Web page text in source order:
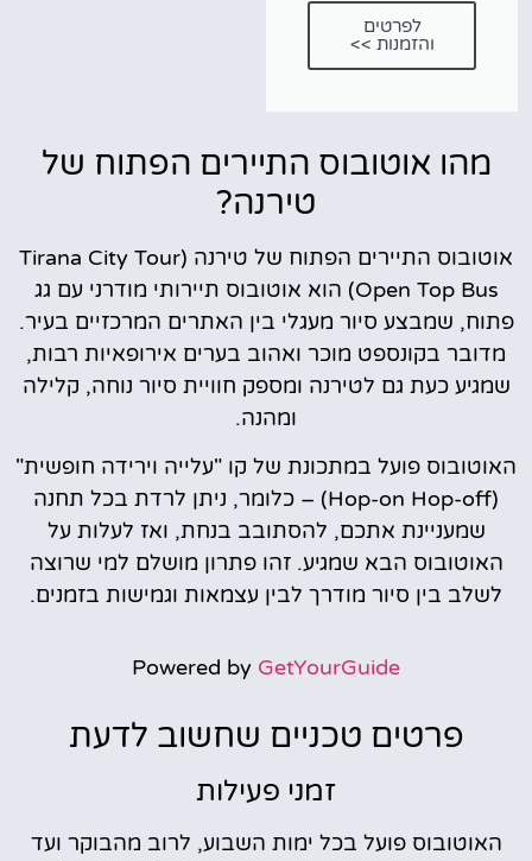
לפרטים
והזמנות >>
מהו אוטובוס התיירים הפתוח של
טירנה?
אוטובוס התיירים הפתוח של טירנה (Tirana City Tour
Open Top Bus) הוא אוטובוס תיירותי מודרני עם גג
פתוח, שמבצע סיור מעגלי בין האתרים המרכזיים בעיר.
מדובר בקונספט מוכר ואהוב בערים אירופאיות רבות,
שמגיע כעת גם לטירנה ומספק חוויית סיור נוחה, קלילה
ומהנה.
האוטובוס פועל במתכונת של קו "עלייה וירידה חופשית"
(Hop-on Hop-off) – כלומר, ניתן לרדת בכל תחנה
שמעניינת אתכם, להסתובב בנחת, ואז לעלות על
האוטובוס הבא שמגיע. זהו פתרון מושלם למי שרוצה
לשלב בין סיור מודרך לבין עצמאות וגמישות בזמנים.
Powered by GetYourGuide
פרטים טכניים שחשוב לדעת
זמני פעילות
האוטובוס פועל בכל ימות השבוע, לרוב מהבוקר ועד